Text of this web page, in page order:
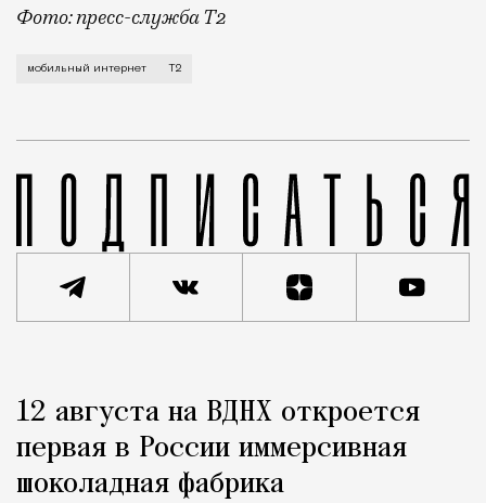
Фото: пресс-служба Т2
Мобильный оператор Т2 завершил работы по
мобильный интернет Т2
Город
12 августа на ВДНХ откроется
первая в России иммерсивная
шоколадная фабрика